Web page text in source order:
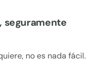
seguramente
no es nada fácil.